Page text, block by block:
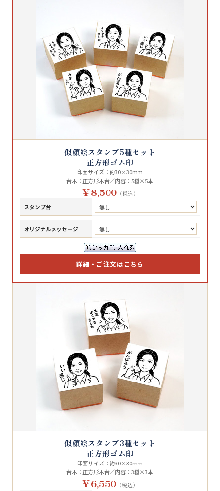
似顔絵スタンプ5種セット
正方形ゴム印
印面サイズ：約30×30mm
台木：正方形木台／内容：5種×5本
￥8,500（税込）
スタンプ台
オリジナルメッセージ
詳細・ご注文はこちら
似顔絵スタンプ3種セット
正方形ゴム印
印面サイズ：約30×30mm
台木：正方形木台／内容：3種×3本
￥6,550 （税込）